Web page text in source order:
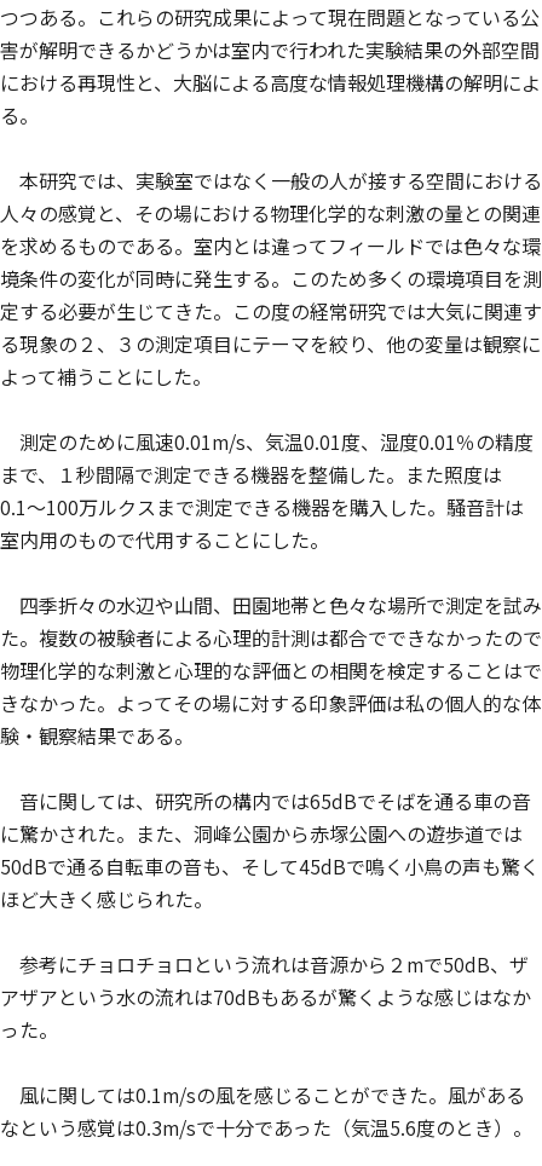
つつある。これらの研究成果によって現在問題となっている公
害が解明できるかどうかは室内で行われた実験結果の外部空間
における再現性と、大脳による高度な情報処理機構の解明によ
る。
本研究では、実験室ではなく一般の人が接する空間における
人々の感覚と、その場における物理化学的な刺激の量との関連
を求めるものである。室内とは違ってフィールドでは色々な環
境条件の変化が同時に発生する。このため多くの環境項目を測
定する必要が生じてきた。この度の経常研究では大気に関連す
る現象の２、３の測定項目にテーマを絞り、他の変量は観察に
よって補うことにした。
測定のために風速0.01m/s、気温0.01度、湿度0.01％の精度
まで、１秒間隔で測定できる機器を整備した。また照度は
0.1〜100万ルクスまで測定できる機器を購入した。騒音計は
室内用のもので代用することにした。
四季折々の水辺や山間、田園地帯と色々な場所で測定を試み
た。複数の被験者による心理的計測は都合でできなかったので
物理化学的な刺激と心理的な評価との相関を検定することはで
きなかった。よってその場に対する印象評価は私の個人的な体
験・観察結果である。
音に関しては、研究所の構内では65dBでそばを通る車の音
に驚かされた。また、洞峰公園から赤塚公園への遊歩道では
50dBで通る自転車の音も、そして45dBで鳴く小鳥の声も驚く
ほど大きく感じられた。
参考にチョロチョロという流れは音源から２mで50dB、ザ
アザアという水の流れは70dBもあるが驚くような感じはなか
った。
風に関しては0.1m/sの風を感じることができた。風がある
なという感覚は0.3m/sで十分であった（気温5.6度のとき）。